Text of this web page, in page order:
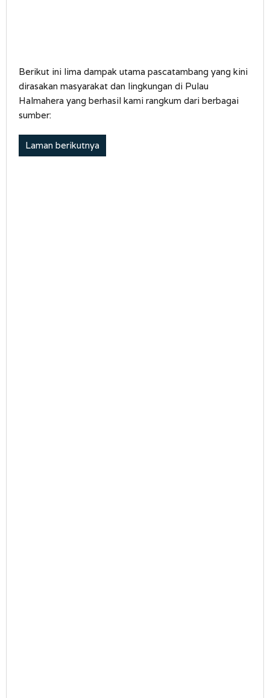
Berikut ini lima dampak utama pascatambang yang kini
dirasakan masyarakat dan lingkungan di Pulau
Halmahera yang berhasil kami rangkum dari berbagai
sumber:
Laman berikutnya